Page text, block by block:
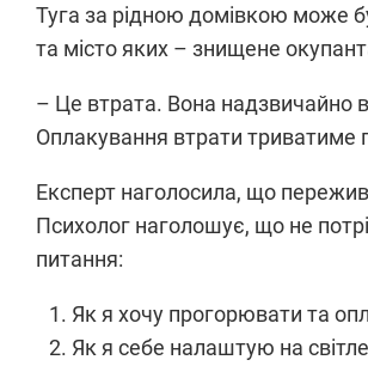
Туга за рідною домівкою може
та місто яких – знищене
– Це втрата. Вона надзвичайно
Оплакування втрати триватиме
Експерт наголосила, що
Психолог наголошує, що не
питання:
Як я хочу прогорювати та
Як я себе налаштую на